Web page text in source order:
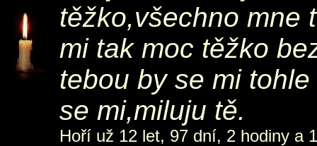
těžko,všechno mne
mi tak moc těžko
tebou by se mi
se mi,miluju tě.
Hoří už 12 let, 97 dní, 2 hodiny a